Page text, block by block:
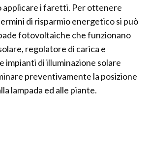
applicare i faretti. Per ottenere
di risparmio energetico si può
fotovoltaiche che funzionano
regolatore di carica e
impianti di illuminazione solare
preventivamente la posizione
lampada ed alle piante.